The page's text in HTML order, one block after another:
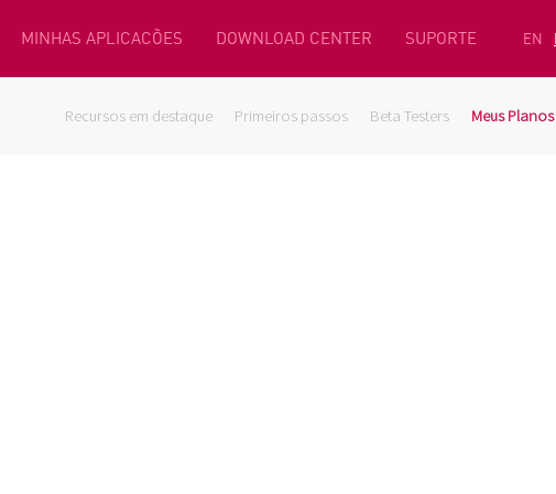
MINHAS APLICACÕES DOWNLOAD CENTER SUPORTE EN
Recursos em destaque Primeiros passos Beta Testers Meus Planos